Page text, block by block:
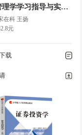
财务管理学学习指导与实训(安徽省“十三五”国家规划教材)
在科 王扬
元
载